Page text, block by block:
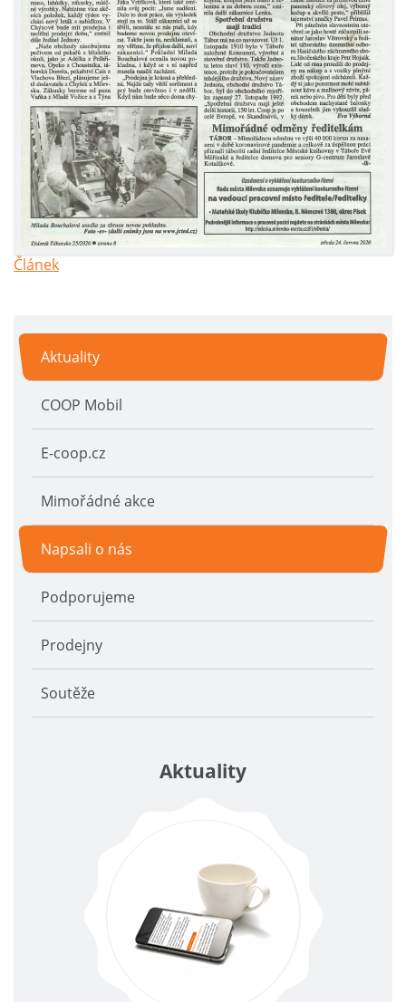
Článek
Aktuality
COOP Mobil
E-coop.cz
Mimořádné akce
Napsali o nás
Podporujeme
Prodejny
Soutěže
Aktuality